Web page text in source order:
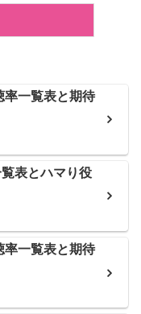
率一覧表と期待
表とハマり役
率一覧表と期待